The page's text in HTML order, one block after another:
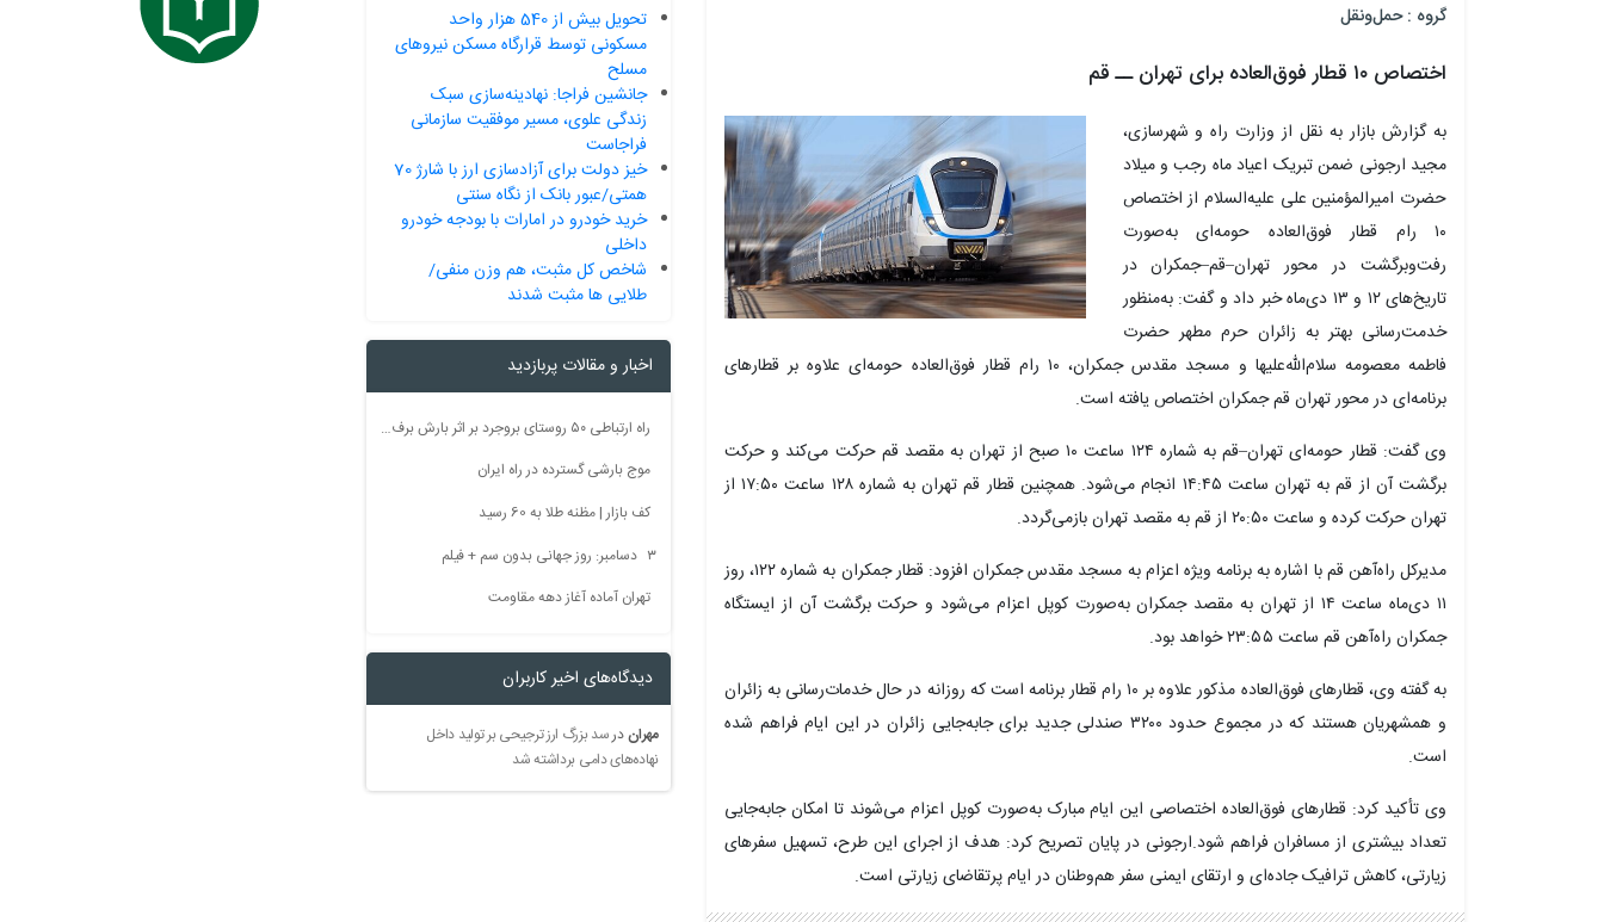
گروه :حمل‌و‌نقل
اختصاص ۱۰ قطار فوق‌العاده برای تهران ــ قم
به گزارش بازار به نقل از وزارت راه و شهرسازی،
مجید ارجونی ضمن تبریک اعیاد ماه رجب و میلاد
حضرت امیرالمؤمنین علی علیه‌السلام از اختصاص
۱۰ رام قطار فوق‌العاده حومه‌ای به‌صورت
رفت‌وبرگشت در محور تهران–قم–جمکران در
تاریخ‌های ۱۲ و ۱۳ دی‌ماه خبر داد و گفت: به‌منظور
خدمت‌رسانی بهتر به زائران حرم مطهر حضرت
فاطمه معصومه سلام‌الله‌علیها و مسجد مقدس جمکران، ۱۰ رام قطار فوق‌العاده حومه‌ای علاوه بر قطارهای
برنامه‌ای در محور تهران قم جمکران اختصاص یافته است.
وی گفت: قطار حومه‌ای تهران–قم به شماره ۱۲۴ ساعت ۱۰ صبح از تهران به مقصد قم حرکت می‌کند و حرکت
برگشت آن از قم به تهران ساعت ۱۴:۴۵ انجام می‌شود. همچنین قطار قم تهران به شماره ۱۲۸ ساعت ۱۷:۵۰ از
تهران حرکت کرده و ساعت ۲۰:۵۰ از قم به مقصد تهران بازمی‌گردد.
مدیرکل راه‌آهن قم با اشاره به برنامه ویژه اعزام به مسجد مقدس جمکران افزود: قطار جمکران به شماره ۱۲۲، روز
۱۱ دی‌ماه ساعت ۱۴ از تهران به مقصد جمکران به‌صورت کوپل اعزام می‌شود و حرکت برگشت آن از ایستگاه
جمکران راه‌آهن قم ساعت ۲۳:۵۵ خواهد بود.
به گفته وی، قطارهای فوق‌العاده مذکور علاوه بر ۱۰ رام قطار برنامه است که روزانه در حال خدمات‌رسانی به زائران
و همشهریان هستند که در مجموع حدود ۳۲۰۰ صندلی جدید برای جابه‌جایی زائران در این ایام فراهم شده
است.
وی تأکید کرد: قطارهای فوق‌العاده اختصاصی این ایام مبارک به‌صورت کوپل اعزام می‌شوند تا امکان جابه‌جایی
تعداد بیشتری از مسافران فراهم شود.ارجونی در پایان تصریح کرد: هدف از اجرای این طرح، تسهیل سفرهای
زیارتی، کاهش ترافیک جاده‌ای و ارتقای ایمنی سفر هم‌وطنان در ایام پرتقاضای زیارتی است.
تحویل بیش از 540 هزار واحد
مسکونی توسط قرارگاه مسکن نیروهای
مسلح
جانشین فراجا: نهادینه‌سازی سبک
زندگی علوی، مسیر موفقیت سازمانی
فراجاست
خیز دولت برای آزادسازی ارز با شارژ 70
همتی/عبور بانک از نگاه سنتی
خرید خودرو در امارات با بودجه خودرو
داخلی
شاخص کل مثبت، هم وزن منفی/
طلایی ها مثبت شدند
اخبار و مقالات پربازدید
راه ارتباطی ۵۰ روستای بروجرد بر اثر بارش برف مسدود شد
موج بارشی گسترده در راه ایران
کف بازار | مظنه طلا به 60 رسید
۳ دسامبر: روز جهانی بدون سم + فیلم
تهران آماده آغاز دهه مقاومت
دیدگاه‌های اخیر کاربران
مهراندرسد بزرگ ارز ترجیحی بر تولید داخل
نهاده‌های دامی برداشته شد